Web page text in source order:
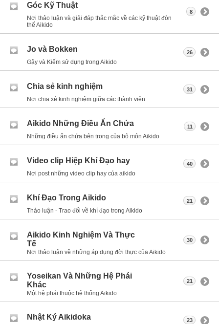
Góc Kỹ Thuật
Nơi thảo luận và giải đáp thắc mắc về các kỹ thuật đòn
thế Aikido
8
Jo và Bokken
Gậy và Kiếm sử dụng trong Aikido
26
Chia sẻ kinh nghiệm
Nơi chia xẻ kinh nghiệm giữa các thành viên
31
Aikido Những Điều Ẩn Chứa
Những điều ẩn chứa bên trong của bộ môn Aikido
11
Video clip Hiệp Khí Đạo hay
Nơi post những video clip hay của aikido
40
Khí Đạo Trong Aikido
Thảo luận - Trao đổi về khí đạo trong Aikido
21
Aikido Kinh Nghiệm Và Thực
Tế
Nơi thảo luận về những áp dụng đời thực của Aikido
30
Yoseikan Và Những Hệ Phái
Khác
Một hệ phái thuộc hệ thống Aikido
21
Nhật Ký Aikidoka 23